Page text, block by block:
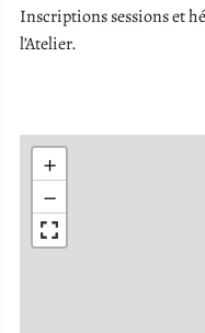
Inscriptions sessions et
l’Atelier.
+
−